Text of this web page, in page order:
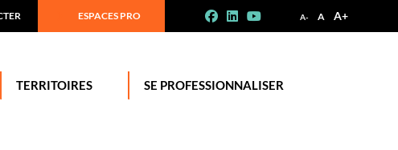
A- A A+
ESPACES PRO
TERRITOIRES SE PROFESSIONNALISER